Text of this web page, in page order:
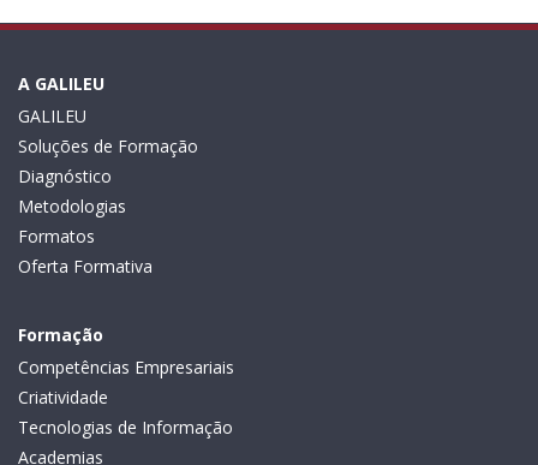
A GALILEU
GALILEU
Soluções de Formação
Diagnóstico
Metodologias
Formatos
Oferta Formativa
Formação
Competências Empresariais
Criatividade
Tecnologias de Informação
Academias